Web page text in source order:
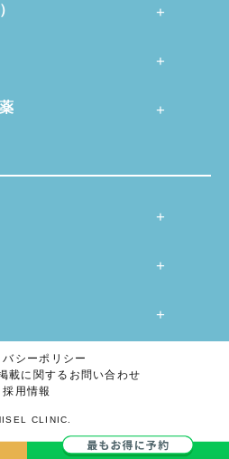
バシーポリシー
載に関するお問い合わせ
採用情報
CLINIC.